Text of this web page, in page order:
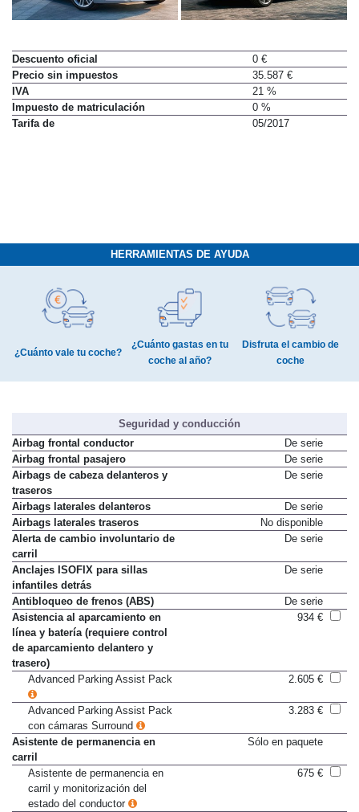
Descuento oficial
0 €
Precio sin impuestos
35.587 €
IVA
21 %
Impuesto de matriculación
0 %
Tarifa de
05/2017
HERRAMIENTAS DE AYUDA
¿Cuánto vale tu coche?
¿Cuánto gastas en tu
coche al año?
Disfruta el cambio de
coche
Seguridad y conducción
Airbag frontal conductor
De serie
Airbag frontal pasajero
De serie
Airbags de cabeza delanteros y
traseros
De serie
Airbags laterales delanteros
De serie
Airbags laterales traseros
No disponible
Alerta de cambio involuntario de
carril
De serie
Anclajes ISOFIX para sillas
infantiles detrás
De serie
Antibloqueo de frenos (ABS)
De serie
Asistencia al aparcamiento en
línea y batería (requiere control
de aparcamiento delantero y
trasero)
934 €
Advanced Parking Assist Pack 2.605 €
Advanced Parking Assist Pack
con cámaras Surround
3.283 €
Asistente de permanencia en
carril
Sólo en paquete
Asistente de permanencia en
carril y monitorización del
estado del conductor
675 €